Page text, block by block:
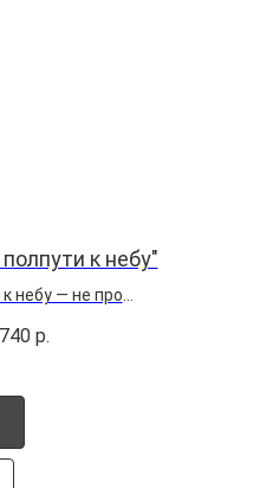
к небу"
небу — не про
но ветер уже
рисунком — у
свой узор, своя
двусторонняя...
р.